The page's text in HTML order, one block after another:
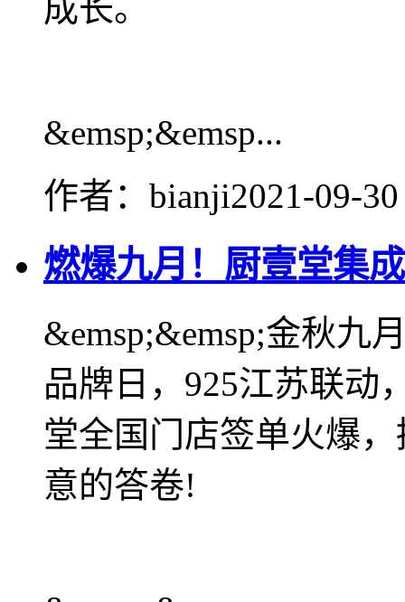
成长。
&emsp;&emsp...
作者：bianji2021-09-
燃爆九月！厨壹堂集
&emsp;&emsp;金秋九
品牌日，925江苏联
堂全国门店签单火爆
意的答卷!